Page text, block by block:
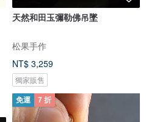
天然和田玉彌勒佛吊墜
松果手作
NT$ 3,259
獨家販售
免運 7 折